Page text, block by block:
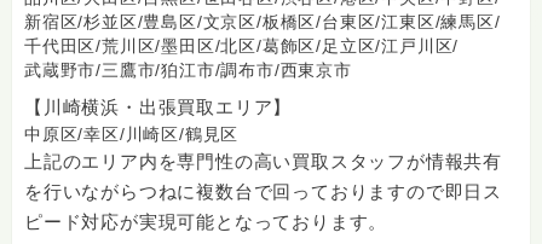
新宿区/杉並区/豊島区/文京区/板橋区/台東区/江東区/練馬区/
千代田区/荒川区/墨田区/北区/葛飾区/足立区/江戸川区/
武蔵野市/三鷹市/狛江市/調布市/西東京市
【川崎横浜・出張買取エリア】
中原区/幸区/川崎区/鶴見区
上記のエリア内を専門性の高い買取スタッフが情報共有
を行いながらつねに複数台で回っておりますので即日ス
ピード対応が実現可能となっております。